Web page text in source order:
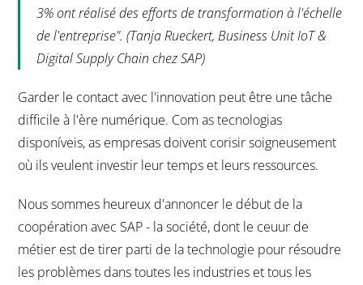
3% ont réalisé des efforts de transformation à l'échelle
de l'entreprise". (Tanja Rueckert, Business Unit IoT &
Digital Supply Chain chez SAP)
Garder le contact avec l'innovation peut être une tâche
difficile à l'ère numérique. Com as tecnologias
disponíveis, as empresas doivent corisir soigneusement
où ils veulent investir leur temps et leurs ressources.
Nous sommes heureux d'annoncer le début de la
coopération avec SAP - la société, dont le ceuur de
métier est de tirer parti de la technologie pour résoudre
les problèmes dans toutes les industries et tous les